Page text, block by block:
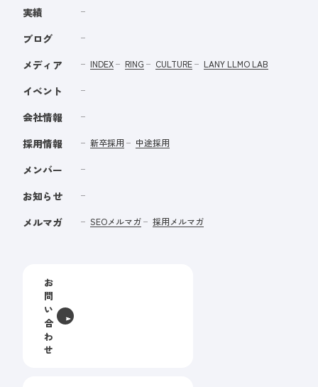
実績
ブログ
メディア
INDEX RING CULTURE LANY LLMO LAB
イベント
会社情報
採用情報
新卒採用 中途採用
メンバー
お知らせ
メルマガ
SEOメルマガ 採用メルマガ
お
問
い
合
わ
せ